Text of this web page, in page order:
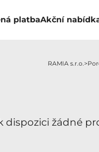
platbaAkční
RAMIA s.r.o.
dispozici žádné